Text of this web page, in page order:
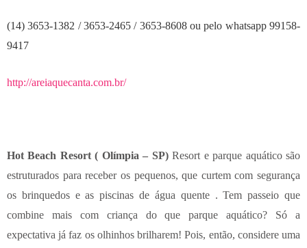
(14) 3653-1382 / 3653-2465 / 3653-8608 ou pelo whatsapp 99158-
9417
http://areiaquecanta.com.br/
Hot Beach Resort ( Olímpia – SP)Resort e parque aquático são
estruturados para receber os pequenos, que curtem com segurança
os brinquedos e as piscinas de água quente . Tem passeio que
combine mais com criança do que parque aquático? Só a
expectativa já faz os olhinhos brilharem! Pois, então, considere uma